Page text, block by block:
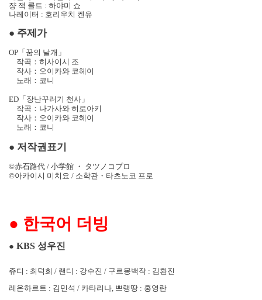
쟝 잭 콜트 : 하야미 쇼
나레이터 : 호리우치 켄유
● 주제가
OP 「꿈의 날개」
작곡：히사이시 조
작사：오이카와 코헤이
노래：코니
ED 「장난꾸러기 천사」
작곡：나가사와 히로아키
작사：오이카와 코헤이
노래：코니
● 저작권표기
©赤石路代 / 小学館 ・ タツノコプロ
©아카이시 미치요 / 소학관 ・ 타츠노코 프로
● 한국어 더빙
● KBS 성우진
쥬디 : 최덕희 / 랜디 : 강수진 / 구르몽백작 : 김환진
레온하르트 : 김민석 / 카타리나, 쁘랭땅 : 홍영란